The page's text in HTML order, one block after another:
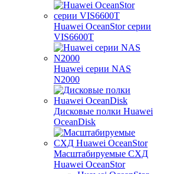
Huawei OceanStor серии
VIS6600T
Huawei серии NAS
N2000
Дисковые полки Huawei
OceanDisk
Масштабируемые СХД
Huawei OceanStor